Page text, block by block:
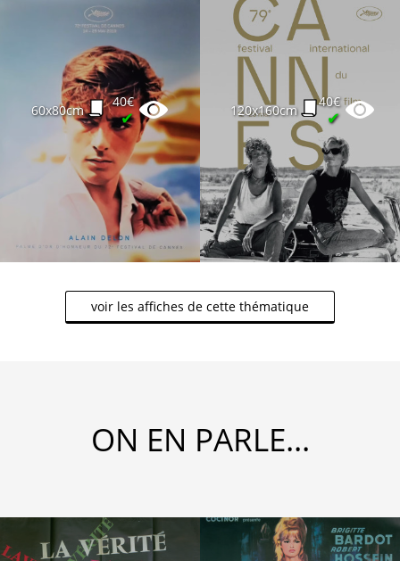
60x80cm
40€
✔ 120x160cm
40€
✔
voir les affiches de cette thématique
ON EN PARLE...